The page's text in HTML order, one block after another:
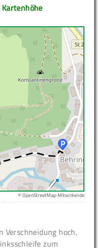
© OpenStreetMap-Mitwirkende
Verschneidung hoch,
zum